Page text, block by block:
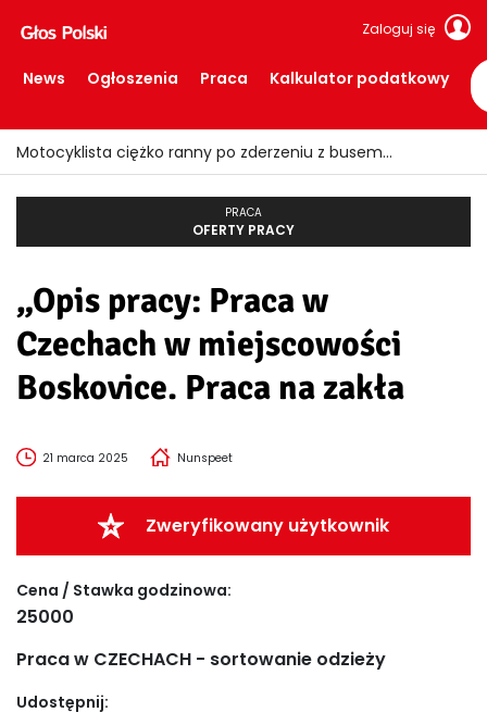
Zaloguj się
News Ogłoszenia Praca Kalkulator podatkowy
Motocyklista ciężko ranny po zderzeniu z busem
PRACA
OFERTY PRACY
„Opis pracy: Praca w
Czechach w miejscowości
Boskovice. Praca na zakła
21 marca 2025 Nunspeet
Zweryfikowany użytkownik
Cena / Stawka godzinowa:
25000
Praca w CZECHACH - sortowanie odzieży
Udostępnij: